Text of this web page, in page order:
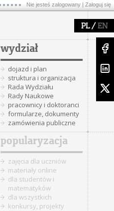
Nie jesteś zalogowany | Zaloguj się
PL/ EN
wydział
dojazd i plan
struktura i organizacja
Rada Wydziału
Rady Naukowe
pracownicy i doktoranci
formularze, dokumenty
zamówienia publiczne
popularyzacja
zajęcia dla uczniów
materiały online
dla studentów i
matematyków
dla wszystkich
konkursy, projekty